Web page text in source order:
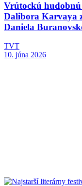
Vrútockú
Dalibora Karvaya
Daniela
TVT
10. júna 2026